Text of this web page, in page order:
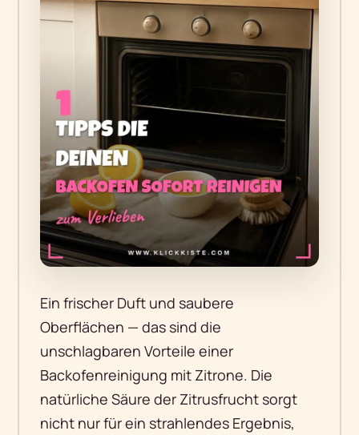
Ein frischer Duft und saubere
Oberflächen — das sind die
unschlagbaren Vorteile einer
Backofenreinigung mit Zitrone. Die
natürliche Säure der Zitrusfrucht sorgt
nicht nur für ein strahlendes Ergebnis,